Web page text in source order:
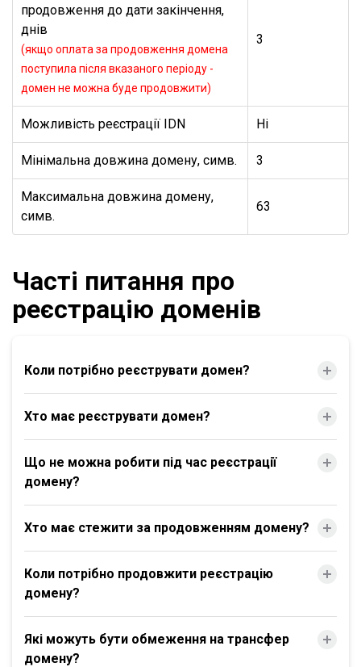
продовження до дати закінчення,
днів
(якщо оплата за продовження домена
поступила після вказаного періоду -
домен не можна буде продовжити)
3
Можливість реєстрації IDN Ні
Мінімальна довжина домену, симв. 3
Максимальна довжина домену,
симв.
63
Часті питання про
реєстрацію доменів
Коли потрібно реєструвати домен?
Хто має реєструвати домен?
Що не можна робити під час реєстрації
домену?
Хто має стежити за продовженням домену?
Коли потрібно продовжити реєстрацію
домену?
Які можуть бути обмеження на трансфер
домену?